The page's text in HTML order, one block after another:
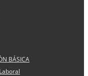
BÁSICA